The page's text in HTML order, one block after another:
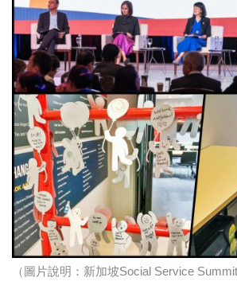
（圖片說明：新加坡Social Service Summit